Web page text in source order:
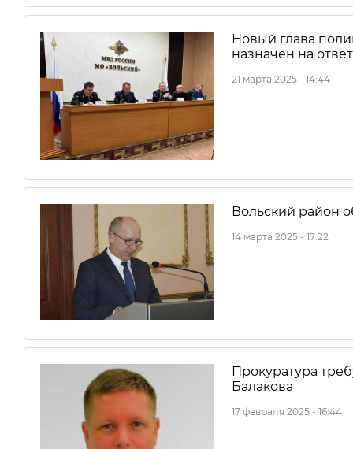
Новый глава
назначен на
21 марта 2025 - 14:44
Вольский район
14 марта 2025 - 17:22
Прокуратура
Балакова
17 февраля 2025 - 16:44